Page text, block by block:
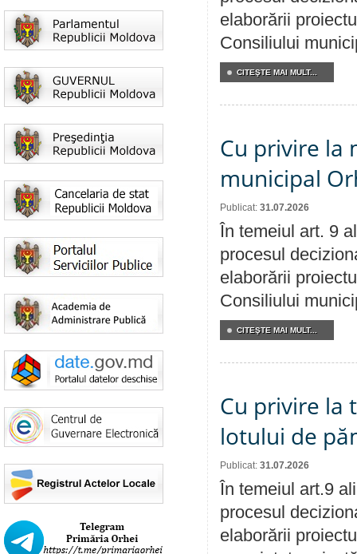
elaborării
Consiliului
CITEŞTE MAI MULT...
Cu privire la
municipal
Publicat: 31.07.2026
În temeiul art. 9
procesul
elaborării
Consiliului
CITEŞTE MAI MULT...
Cu privire la
lotului de
Publicat: 31.07.2026
În temeiul art.9
procesul
elaborării